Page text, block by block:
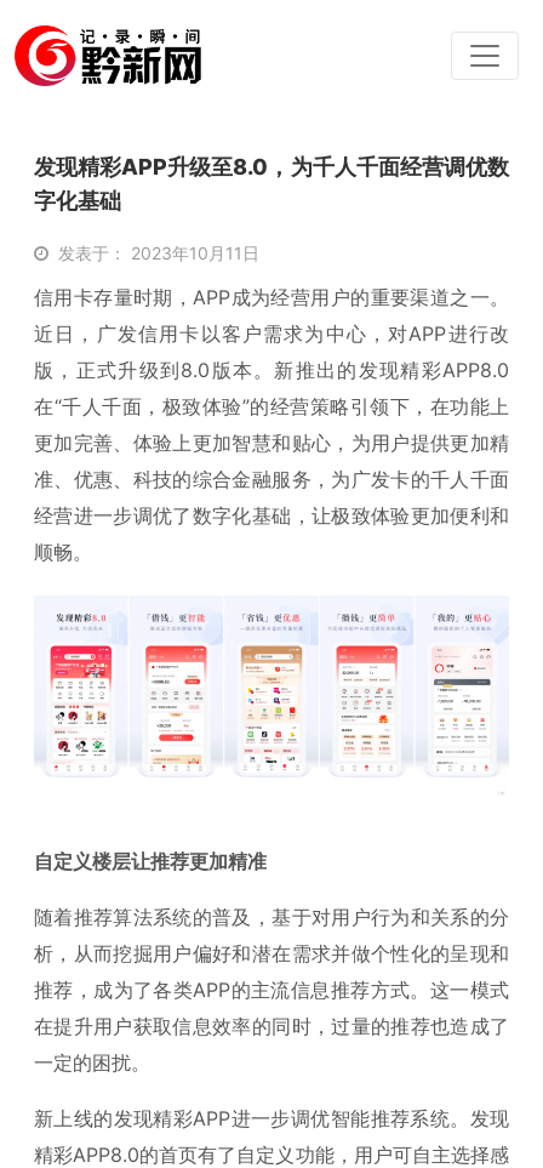
发现精彩APP升级至8.0，为千人千面经营调优数
字化基础
发表于： 2023年10月11日
信用卡存量时期，APP成为经营用户的重要渠道之一。
近日，广发信用卡以客户需求为中心，对APP进行改
版，正式升级到8.0版本。新推出的发现精彩APP8.0
在“千人千面，极致体验”的经营策略引领下，在功能上
更加完善、体验上更加智慧和贴心，为用户提供更加精
准、优惠、科技的综合金融服务，为广发卡的千人千面
经营进一步调优了数字化基础，让极致体验更加便利和
顺畅。
自定义楼层让推荐更加精准
随着推荐算法系统的普及，基于对用户行为和关系的分
析，从而挖掘用户偏好和潜在需求并做个性化的呈现和
推荐，成为了各类APP的主流信息推荐方式。这一模式
在提升用户获取信息效率的同时，过量的推荐也造成了
一定的困扰。
新上线的发现精彩APP进一步调优智能推荐系统。发现
精彩APP8.0的首页有了自定义功能，用户可自主选择感